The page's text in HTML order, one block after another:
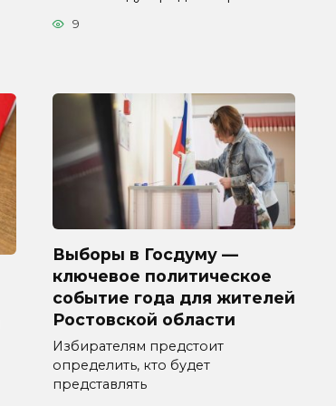
9
Выборы в Госдуму —
ключевое политическое
событие года для жителей
Ростовской области
Избирателям предстоит
определить, кто будет
представлять